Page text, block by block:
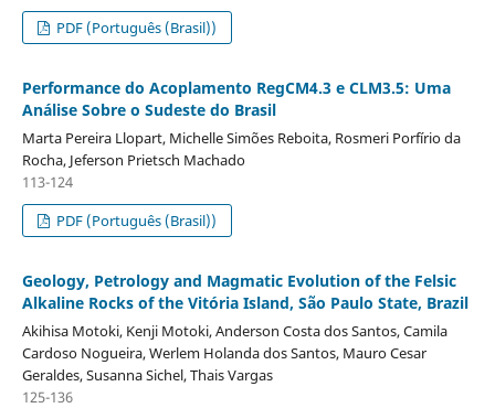
PDF (Português (Brasil))
Performance do Acoplamento RegCM4.3 e CLM3.5: Uma
Análise Sobre o Sudeste do Brasil
Marta Pereira Llopart, Michelle Simões Reboita, Rosmeri Porfírio da
Rocha, Jeferson Prietsch Machado
113-124
PDF (Português (Brasil))
Geology, Petrology and Magmatic Evolution of the Felsic
Alkaline Rocks of the Vitória Island, São Paulo State, Brazil
Akihisa Motoki, Kenji Motoki, Anderson Costa dos Santos, Camila
Cardoso Nogueira, Werlem Holanda dos Santos, Mauro Cesar
Geraldes, Susanna Sichel, Thais Vargas
125-136